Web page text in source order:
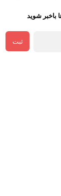
با‌خبر شوید
ثبت